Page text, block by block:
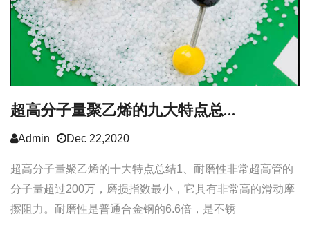
超高分子量聚乙烯的九大特点总...
Admin Dec 22,2020
超高分子量聚乙烯的十大特点总结1、耐磨性非常超高管的
分子量超过200万，磨损指数最小，它具有非常高的滑动摩
擦阻力。耐磨性是普通合金钢的6.6倍，是不锈